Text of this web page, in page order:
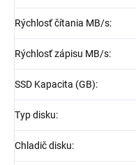
Rýchlosť čítania MB/s:
Rýchlosť zápisu MB/s:
SSD Kapacita (GB):
Typ disku:
Chladič disku: